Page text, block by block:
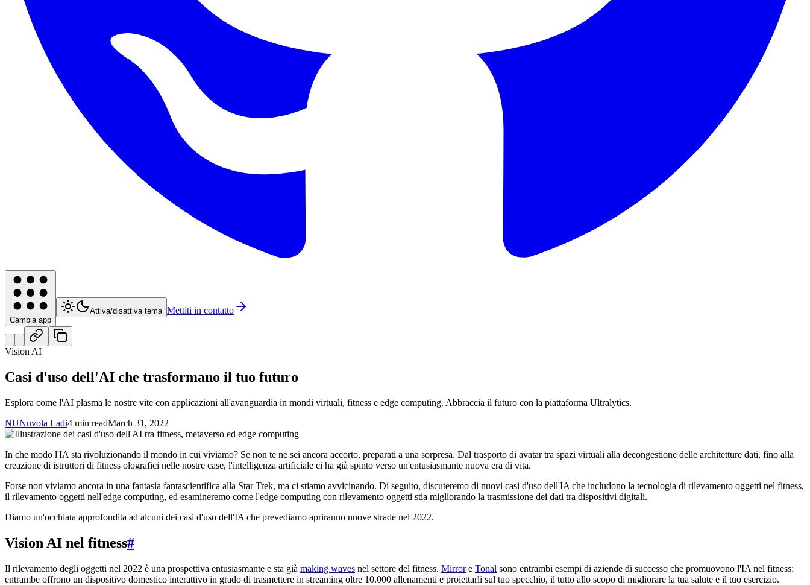
Cambia app
Attiva/disattiva tema Mettiti in contatto
Vision AI
Casi d'uso dell'AI che trasformano il tuo futuro
Esplora come l'AI plasma le nostre vite con applicazioni all'avanguardia in mondi virtuali, fitness e edge computing. Abbraccia il futuro con la piattaforma Ultralytics.
NUNuvola Ladi4 min readMarch 31, 2022
In che modo l'IA sta rivoluzionando il mondo in cui viviamo? Se non te ne sei ancora accorto, preparati a una sorpresa. Dal trasporto di avatar tra spazi virtuali alla decongestione delle architetture dati, fino alla
creazione di istruttori di fitness olografici nelle nostre case, l'intelligenza artificiale ci ha già spinto verso un'entusiasmante nuova era di vita.
Forse non viviamo ancora in una fantasia fantascientifica alla Star Trek, ma ci stiamo avvicinando. Di seguito, discuteremo di nuovi casi d'uso dell'IA che includono la tecnologia di rilevamento oggetti nel fitness,
il rilevamento oggetti nell'edge computing, ed esamineremo come l'edge computing con rilevamento oggetti stia migliorando la trasmissione dei dati tra dispositivi digitali.
Diamo un'occhiata approfondita ad alcuni dei casi d'uso dell'IA che prevediamo apriranno nuove strade nel 2022.
Vision AI nel fitness#
Il rilevamento degli oggetti nel 2022 è una prospettiva entusiasmante e sta già making waves nel settore del fitness. Mirrore Tonal sono entrambi esempi di aziende di successo che promuovono l'IA nel fitness:
entrambe offrono un dispositivo domestico interattivo in grado di trasmettere in streaming oltre 10.000 allenamenti e proiettarli sul tuo specchio, il tutto allo scopo di migliorare la tua salute e il tuo esercizio.